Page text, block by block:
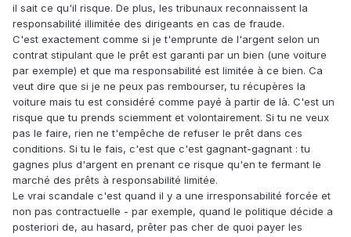
il sait ce qu'il risque. De plus, les tribunaux reconnaissent la
responsabilité illimitée des dirigeants en cas de fraude.
C'est exactement comme si je t'emprunte de l'argent selon un
contrat stipulant que le prêt est garanti par un bien (une voiture
par exemple) et que ma responsabilité est limitée à ce bien. Ca
veut dire que si je ne peux pas rembourser, tu récupères la
voiture mais tu est considéré comme payé à partir de là. C'est un
risque que tu prends sciemment et volontairement. Si tu ne veux
pas le faire, rien ne t'empêche de refuser le prêt dans ces
conditions. Si tu le fais, c'est que c'est gagnant-gagnant : tu
gagnes plus d'argent en prenant ce risque qu'en te fermant le
marché des prêts à responsabilité limitée.
Le vrai scandale c'est quand il y a une irresponsabilité forcée et
non pas contractuelle - par exemple, quand le politique décide a
posteriori de, au hasard, prêter pas cher de quoi payer les